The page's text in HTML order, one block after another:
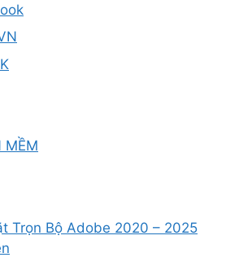
MỀM
Trọn Bộ Adobe 2020 – 2025